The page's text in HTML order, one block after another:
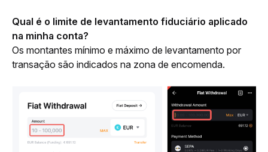
Qual é o limite de levantamento fiduciário aplicado
na minha conta?
Os montantes mínimo e máximo de levantamento por
transação são indicados na zona de encomenda.